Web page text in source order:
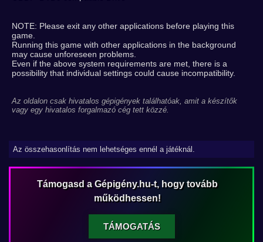
NOTE: Please exit any other applications before playing this
game.
Running this game with other applications in the background
may cause unforeseen problems.
Even if the above system requirements are met, there is a
possibility that individual settings could cause incompatibility.
Az oldalon csak hivatalos gépigények találhatóak, amit a készítők
vagy egy hivatalos forgalmazó cég tett közzé.
Az összehasonlítás nem lehetséges ennél a játéknál.
Támogasd a Gépigény.hu-t, hogy tovább
működhessen!
TÁMOGATÁS